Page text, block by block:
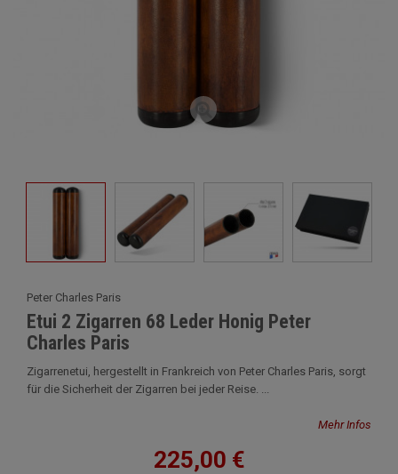
Peter Charles Paris
Etui 2 Zigarren 68 Leder Honig Peter
Charles Paris
Zigarrenetui, hergestellt in Frankreich von Peter Charles Paris, sorgt
für die Sicherheit der Zigarren bei jeder Reise. ...
Mehr Infos
225,00 €